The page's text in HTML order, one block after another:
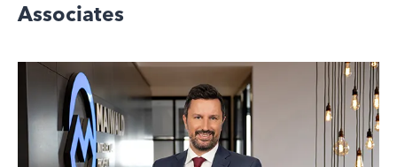
Associates